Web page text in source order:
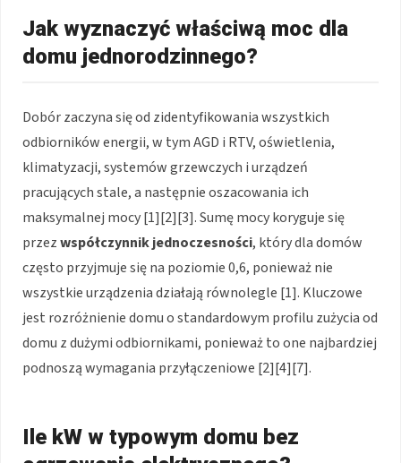
Jak wyznaczyć właściwą moc dla
domu jednorodzinnego?
Dobór zaczyna się od zidentyfikowania wszystkich
odbiorników energii, w tym AGD i RTV, oświetlenia,
klimatyzacji, systemów grzewczych i urządzeń
pracujących stale, a następnie oszacowania ich
maksymalnej mocy [1][2][3]. Sumę mocy koryguje się
przezwspółczynnik jednoczesności, który dla domów
często przyjmuje się na poziomie 0,6, ponieważ nie
wszystkie urządzenia działają równolegle [1]. Kluczowe
jest rozróżnienie domu o standardowym profilu zużycia od
domu z dużymi odbiornikami, ponieważ to one najbardziej
podnoszą wymagania przyłączeniowe [2][4][7].
Ile kW w typowym domu bez